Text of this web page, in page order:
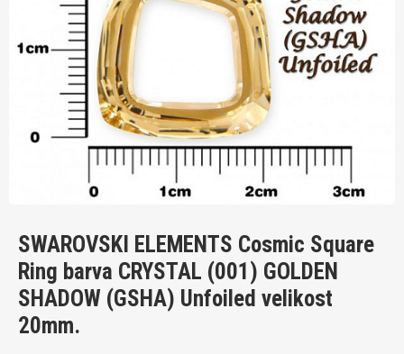
SWAROVSKI ELEMENTS Cosmic Square
Ring barva CRYSTAL (001) GOLDEN
SHADOW (GSHA) Unfoiled velikost
20mm.